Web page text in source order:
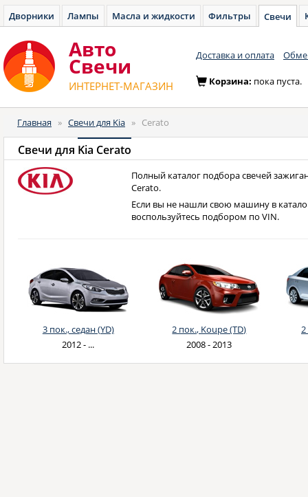
Дворники Лампы Масла и жидкости Фильтры Свечи
Авто
Cвечи
ИНТЕРНЕТ-МАГАЗИН
Доставка и оплата
Корзина: пока пуста.
Главная » Свечи для Kia » Cerato
Свечи для Kia Cerato
Полный каталог подбора свечей
Cerato.
Если вы не нашли свою машину в
воспользуйтесь подбором по VIN.
3 пок., седан (YD)
2012 - ...
2 пок., Koupe (TD)
2008 - 2013
2